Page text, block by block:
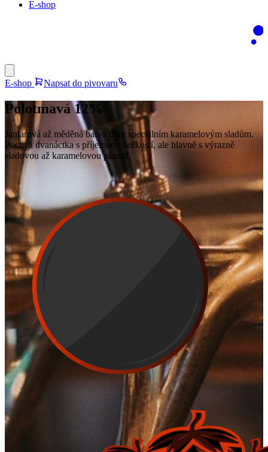
E-shop
E-shop Napsat do pivovaru
Polotmavá 12%
Jantarová až měděná barva díky speciálním karamelovým sladům.
Poctivá dvanáctka s příjemnou hořkostí, ale hlavně s výrazně
sladovou až karamelovou plností.